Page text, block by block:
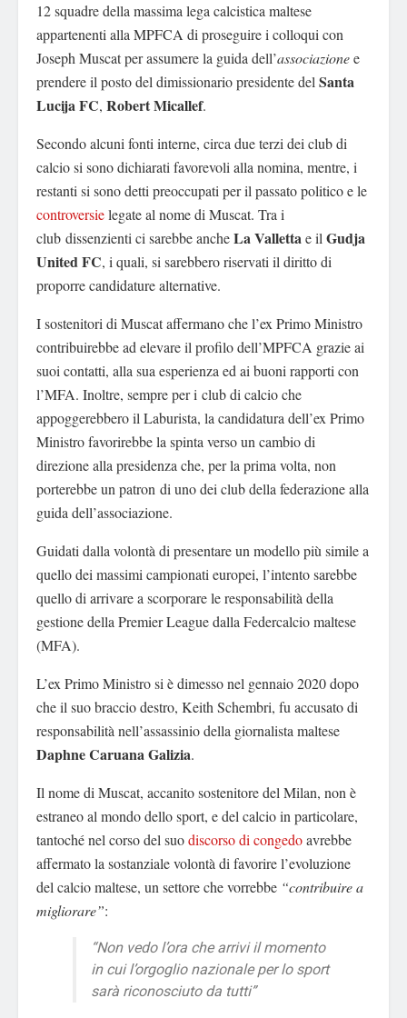
12 squadre della massima lega calcistica maltese
appartenenti alla MPFCA di proseguire i colloqui con
Joseph Muscat per assumere la guida dell’associazionee
prendere il posto del dimissionario presidente del Santa
Lucija FC, Robert Micallef.
Secondo alcuni fonti interne, circa due terzi dei club di
calcio si sono dichiarati favorevoli alla nomina, mentre, i
restanti si sono detti preoccupati per il passato politico e le
controversielegate al nome di Muscat. Tra i
club dissenzienti ci sarebbe ancheLa Vallettae il Gudja
United FC, i quali, si sarebbero riservati il diritto di
proporre candidature alternative.
I sostenitori di Muscat affermano che l’ex Primo Ministro
contribuirebbe ad elevare il profilo dell’MPFCA grazie ai
suoi contatti, alla sua esperienza ed ai buoni rapporti con
l’MFA. Inoltre, sempre per i club di calcio che
appoggerebbero il Laburista, la candidatura dell’ex Primo
Ministro favorirebbe la spinta verso un cambio di
direzione alla presidenza che, per la prima volta, non
porterebbe un patron di uno dei club della federazione alla
guida dell’associazione.
Guidati dalla volontà di presentare un modello più simile a
quello dei massimi campionati europei, l’intento sarebbe
quello di arrivare a scorporare le responsabilità della
gestione della Premier League dalla Federcalcio maltese
(MFA).
L’ex Primo Ministro si è dimesso nel gennaio 2020 dopo
che il suo braccio destro, Keith Schembri, fu accusato di
responsabilità nell’assassinio della giornalista maltese
Daphne Caruana Galizia.
Il nome di Muscat, accanito sostenitore del Milan, non è
estraneo al mondo dello sport, e del calcio in particolare,
tantoché nel corso del suodiscorso di congedoavrebbe
affermato la sostanziale volontà di favorire l’evoluzione
del calcio maltese, un settore che vorrebbe “contribuire a
migliorare”:
“Non vedo l’ora che arrivi il momento
in cui l’orgoglio nazionale per lo sport
sarà riconosciuto da tutti”